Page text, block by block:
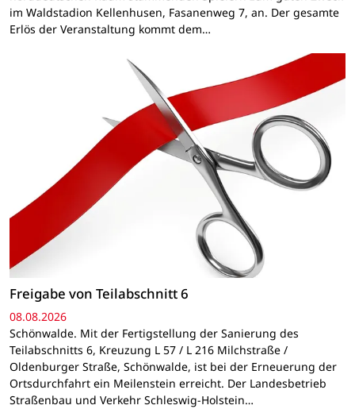
im Waldstadion Kellenhusen, Fasanenweg 7, an. Der gesamte
Erlös der Veranstaltung kommt dem…
Freigabe von Teilabschnitt 6
08.08.2026
Schönwalde. Mit der Fertigstellung der Sanierung des
Teilabschnitts 6, Kreuzung L 57 / L 216 Milchstraße /
Oldenburger Straße, Schönwalde, ist bei der Erneuerung der
Ortsdurchfahrt ein Meilenstein erreicht. Der Landesbetrieb
Straßenbau und Verkehr Schleswig-Holstein…